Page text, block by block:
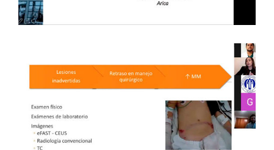
Capítulos Regionales
TRAUMA ABDOMINAL 2.0
“ACTUALIZACIÓN EN MANEJO” – 12 DE
AGOSTO DE 2020 – MAGALLANES